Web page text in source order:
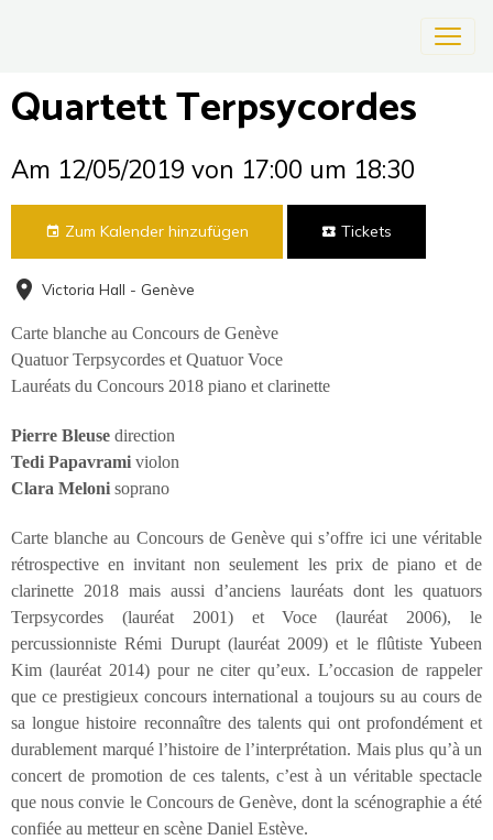
Quartett Terpsycordes
Am 12/05/2019 von 17:00 um 18:30
Zum Kalender hinzufügen Tickets
Victoria Hall - Genève
Carte blanche au Concours de Genève
Quatuor Terpsycordes et Quatuor Voce
Lauréats du Concours 2018 piano et clarinette
Pierre Bleuse direction
Tedi Papavrami violon
Clara Meloni soprano
Carte blanche au Concours de Genève qui s’offre ici une véritable
rétrospective en invitant non seulement les prix de piano et de
clarinette 2018 mais aussi d’anciens lauréats dont les quatuors
Terpsycordes (lauréat 2001) et Voce (lauréat 2006), le
percussionniste Rémi Durupt (lauréat 2009) et le flûtiste Yubeen
Kim (lauréat 2014) pour ne citer qu’eux. L’occasion de rappeler
que ce prestigieux concours international a toujours su au cours de
sa longue histoire reconnaître des talents qui ont profondément et
durablement marqué l’histoire de l’interprétation. Mais plus qu’à un
concert de promotion de ces talents, c’est à un véritable spectacle
que nous convie le Concours de Genève, dont la scénographie a été
confiée au metteur en scène Daniel Estève.